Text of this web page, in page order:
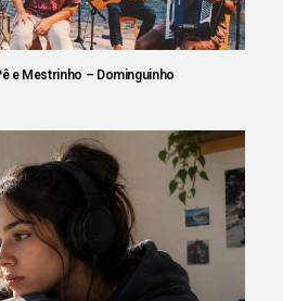
e Mestrinho – Dominguinho